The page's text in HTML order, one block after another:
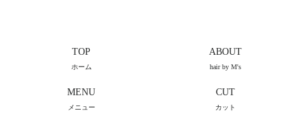
TOP
ホーム
ABOUT
hair by M's
MENU
メニュー
CUT
カット